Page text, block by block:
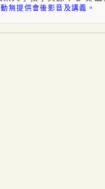
無提供會後影音及講義。